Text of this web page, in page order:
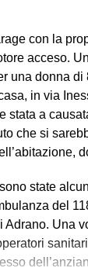
altri tre
polizia
funzioni di
dei
con
l’alloggio
lavoratori,
avessero
a mantenere
con la
acceso.
una donna
in via
stata a
che si
state
del
Adrano. Una